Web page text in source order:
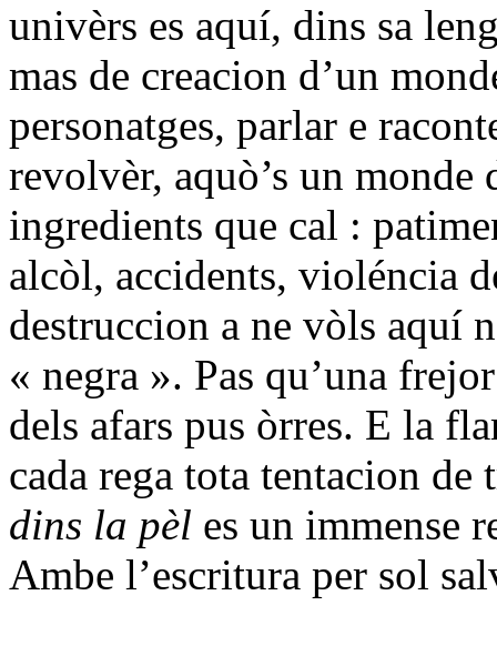
univèrs es aquí, dins sa
mas de creacion d’un
personatges, parlar e
revolvèr, aquò’s un monde
ingredients que cal :
alcòl, accidents, violéncia
destruccion a ne vòls aquí
« negra ». Pas qu’una
dels afars pus òrres. E la
cada rega tota tentacion de
dins la pèl es un immense
Ambe l’escritura per sol